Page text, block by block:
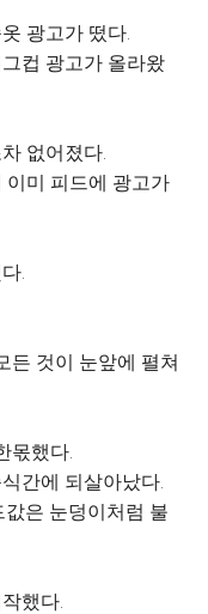
광고가 떴다.
컵 광고가 올라왔
없어졌다.
이미 피드에 광고가
.
든 것이 눈앞에 펼쳐
몫했다.
간에 되살아났다.
은 눈덩이처럼 불
했다.